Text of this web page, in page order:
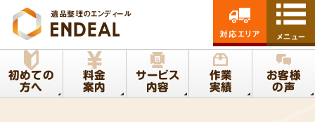
遺品整理のエンディール
初めての
方へ
料金
案内
サービス
内容
作業
実績
お客様
の声
対応エリア メニュー